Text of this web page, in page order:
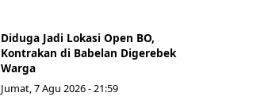
Diduga Jadi Lokasi Open BO,
Kontrakan di Babelan Digerebek
Warga
Jumat, 7 Agu 2026 - 21:59